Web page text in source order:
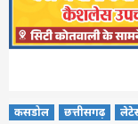
कसडोल छत्तीसगढ़